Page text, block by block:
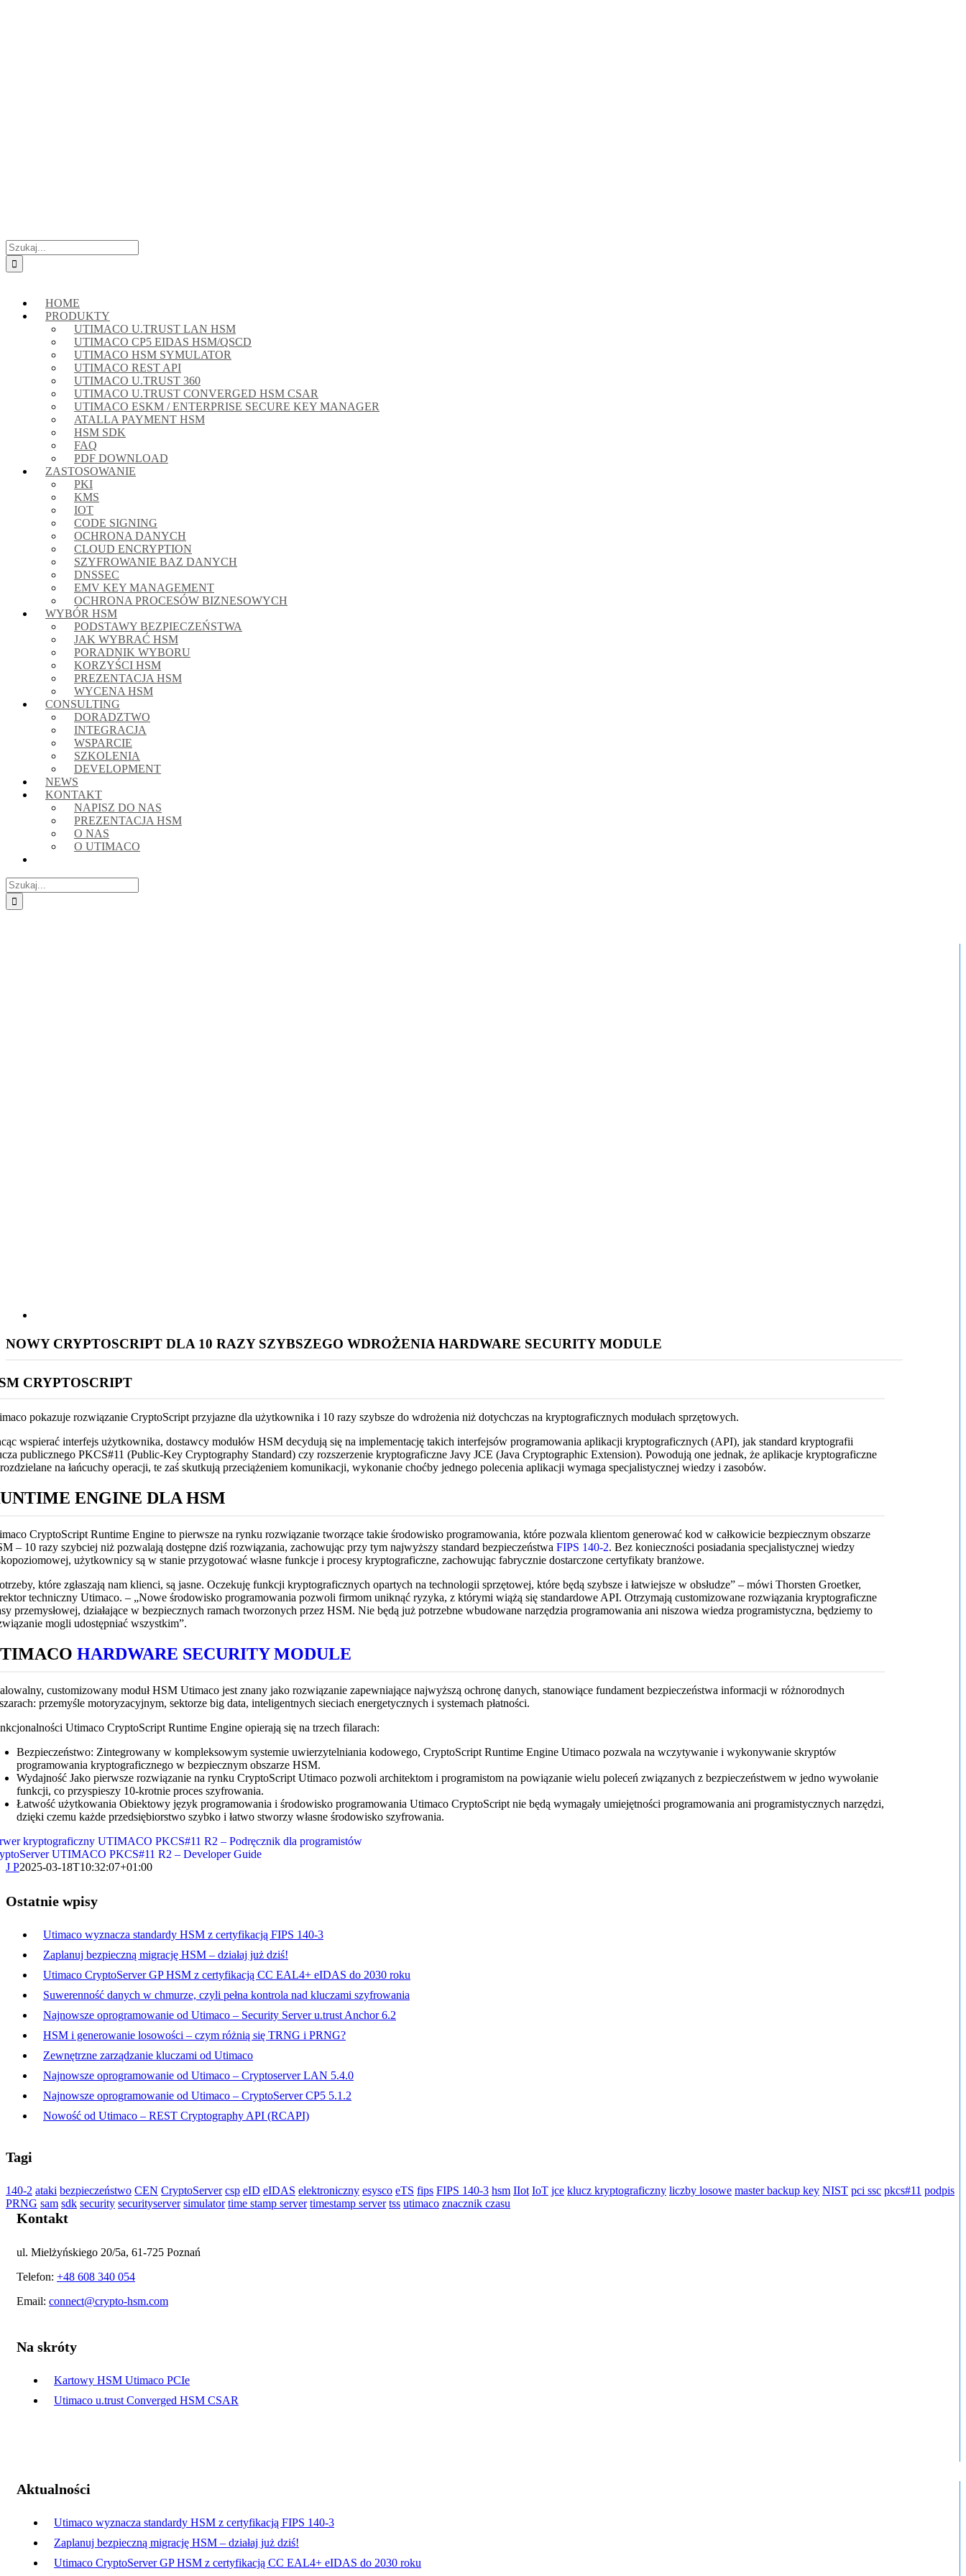
Szukaj
HOME
PRODUKTY
UTIMACO U.TRUST LAN HSM
UTIMACO CP5 EIDAS HSM/QSCD
UTIMACO HSM SYMULATOR
UTIMACO REST API
UTIMACO U.TRUST 360
UTIMACO U.TRUST CONVERGED HSM CSAR
UTIMACO ESKM / ENTERPRISE SECURE KEY MANAGER
ATALLA PAYMENT HSM
HSM SDK
FAQ
PDF DOWNLOAD
ZASTOSOWANIE
PKI
KMS
IOT
CODE SIGNING
OCHRONA DANYCH
CLOUD ENCRYPTION
SZYFROWANIE BAZ DANYCH
DNSSEC
EMV KEY MANAGEMENT
OCHRONA PROCESÓW BIZNESOWYCH
WYBÓR HSM
PODSTAWY BEZPIECZEŃSTWA
JAK WYBRAĆ HSM
PORADNIK WYBORU
KORZYŚCI HSM
PREZENTACJA HSM
WYCENA HSM
CONSULTING
DORADZTWO
INTEGRACJA
WSPARCIE
SZKOLENIA
DEVELOPMENT
NEWS
KONTAKT
NAPISZ DO NAS
PREZENTACJA HSM
O NAS
O UTIMACO
Szukaj
NOWY CRYPTOSCRIPT DLA 10 RAZY SZYBSZEGO WDROŻENIA HARDWARE SECURITY MODULE
CRYPTOSCRIPT
pokazuje rozwiązanie CryptoScript przyjazne dla użytkownika i 10 razy szybsze do wdrożenia niż dotychczas na kryptograficznych modułach sprzętowych.
wspierać interfejs użytkownika, dostawcy modułów HSM decydują się na implementację takich interfejsów programowania aplikacji kryptograficznych (API), jak standard kryptografii
publicznego PKCS#11 (Public-Key Cryptography Standard) czy rozszerzenie kryptograficzne Javy JCE (Java Cryptographic Extension). Powodują one jednak, że aplikacje kryptograficzne
na łańcuchy operacji, te zaś skutkują przeciążeniem komunikacji, wykonanie choćby jednego polecenia aplikacji wymaga specjalistycznej wiedzy i zasobów.
ENGINE DLA HSM
CryptoScript Runtime Engine to pierwsze na rynku rozwiązanie tworzące takie środowisko programowania, które pozwala klientom generować kod w całkowicie bezpiecznym obszarze
– 10 razy szybciej niż pozwalają dostępne dziś rozwiązania, zachowując przy tym najwyższy standard bezpieczeństwaFIPS 140-2. Bez konieczności posiadania specjalistycznej wiedzy
użytkownicy są w stanie przygotować własne funkcje i procesy kryptograficzne, zachowując fabrycznie dostarczone certyfikaty branżowe.
które zgłaszają nam klienci, są jasne. Oczekuję funkcji kryptograficznych opartych na technologii sprzętowej, które będą szybsze i łatwiejsze w obsłudze” – mówi Thorsten Groetker,
techniczny Utimaco. – „Nowe środowisko programowania pozwoli firmom uniknąć ryzyka, z którymi wiążą się standardowe API. Otrzymają customizowane rozwiązania kryptograficzne
przemysłowej, działające w bezpiecznych ramach tworzonych przez HSM. Nie będą już potrzebne wbudowane narzędzia programowania ani niszowa wiedza programistyczna, będziemy to
mogli udostępniać wszystkim”.
HARDWARE SECURITY MODULE
customizowany moduł HSM Utimaco jest znany jako rozwiązanie zapewniające najwyższą ochronę danych, stanowiące fundament bezpieczeństwa informacji w różnorodnych
przemyśle motoryzacyjnym, sektorze big data, inteligentnych sieciach energetycznych i systemach płatności.
Utimaco CryptoScript Runtime Engine opierają się na trzech filarach:
Bezpieczeństwo: Zintegrowany w kompleksowym systemie uwierzytelniania kodowego, CryptoScript Runtime Engine Utimaco pozwala na wczytywanie i wykonywanie skryptów
programowania kryptograficznego w bezpiecznym obszarze HSM.
Wydajność Jako pierwsze rozwiązanie na rynku CryptoScript Utimaco pozwoli architektom i programistom na powiązanie wielu poleceń związanych z bezpieczeństwem w jedno wywołanie
funkcji, co przyspieszy 10-krotnie proces szyfrowania.
Łatwość użytkowania Obiektowy język programowania i środowisko programowania Utimaco CryptoScript nie będą wymagały umiejętności programowania ani programistycznych narzędzi,
dzięki czemu każde przedsiębiorstwo szybko i łatwo stworzy własne środowisko szyfrowania.
kryptograficzny UTIMACO PKCS#11 R2 – Podręcznik dla programistów
UTIMACO PKCS#11 R2 – Developer Guide
J P2025-03-18T10:32:07+01:00
Ostatnie wpisy
Utimaco wyznacza standardy HSM z certyfikacją FIPS 140-3
Zaplanuj bezpieczną migrację HSM – działaj już dziś!
Utimaco CryptoServer GP HSM z certyfikacją CC EAL4+ eIDAS do 2030 roku
Suwerenność danych w chmurze, czyli pełna kontrola nad kluczami szyfrowania
Najnowsze oprogramowanie od Utimaco – Security Server u.trust Anchor 6.2
HSM i generowanie losowości – czym różnią się TRNG i PRNG?
Zewnętrzne zarządzanie kluczami od Utimaco
Najnowsze oprogramowanie od Utimaco – Cryptoserver LAN 5.4.0
Najnowsze oprogramowanie od Utimaco – CryptoServer CP5 5.1.2
Nowość od Utimaco – REST Cryptography API (RCAPI)
Tagi
140-2 ataki bezpieczeństwo CEN CryptoServer csp eID eIDAS elektroniczny esysco eTS fips FIPS 140-3 hsm IIot IoT jce klucz kryptograficzny liczby losowe master backup key NIST pci ssc pkcs#11 podpis
PRNG sam sdk security securityserver simulator time stamp server timestamp server tss utimaco znacznik czasu
Kontakt
ul. Mielżyńskiego 20/5a, 61-725 Poznań
Telefon: +48 608 340 054
Email: connect@crypto-hsm.com
Na skróty
Kartowy HSM Utimaco PCIe
Utimaco u.trust Converged HSM CSAR
Aktualności
Utimaco wyznacza standardy HSM z certyfikacją FIPS 140-3
Zaplanuj bezpieczną migrację HSM – działaj już dziś!
Utimaco CryptoServer GP HSM z certyfikacją CC EAL4+ eIDAS do 2030 roku